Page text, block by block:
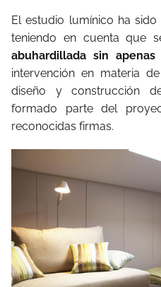
El estudio lumínico ha
teniendo en cuenta que
abuhardillada sin
intervención en materia
diseño y construcción
formado parte del
reconocidas firmas.